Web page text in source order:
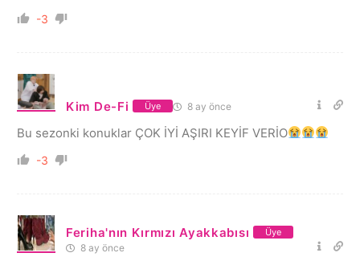
-3
Kim De-Fi Üye 8 ay önce
Bu sezonki konuklar ÇOK İYİ AŞIRI KEYİF VERİO
-3
Feriha'nın Kırmızı Ayakkabısı Üye
8 ay önce